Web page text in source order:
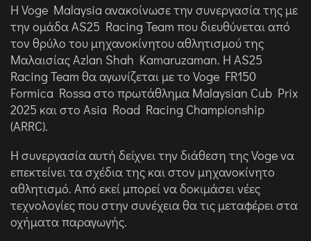
Η Voge Malaysia ανακοίνωσε την συνεργασία της με
την ομάδα AS25 Racing Team που διευθύνεται από
τον θρύλο του μηχανοκίνητου αθλητισμού της
Μαλαισίας Azlan Shah Kamaruzaman. Η AS25
Racing Team θα αγωνίζεται με το Voge FR150
Formica Rossa στο πρωτάθλημα Malaysian Cub Prix
2025 και στο Asia Road Racing Championship
(ARRC).
Η συνεργασία αυτή δείχνει την διάθεση της Voge να
επεκτείνει τα σχέδια της και στον μηχανοκίνητο
αθλητισμό. Από εκεί μπορεί να δοκιμάσει νέες
τεχνολογίες που στην συνέχεια θα τις μεταφέρει στα
οχήματα παραγωγής.